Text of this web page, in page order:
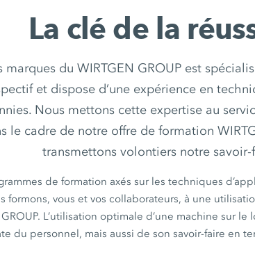
La clé de la
marques du WIRTGEN GROUP est
et dispose d’une expérience en
Nous mettons cette expertise au
le cadre de notre offre de formation
transmettons volontiers notre savoir-
de formation axés sur les techniques
formons, vous et vos collaborateurs, à une
L’utilisation optimale d’une machine sur
du personnel, mais aussi de son savoir-faire en